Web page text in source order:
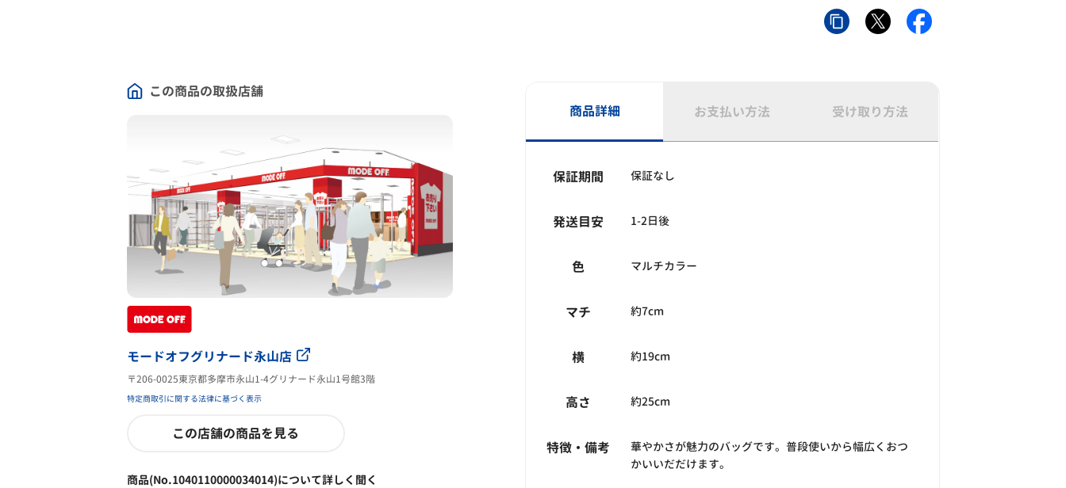
この商品の取扱店舗
モードオフグリナード永山店
〒206-0025東京都多摩市永山1-4グリナード永山1号館3階
特定商取引に関する法律に基づく表示
この店舗の商品を見る
商品(No.1040110000034014)について詳しく聞く
商品詳細 お支払い方法 受け取り方法
保証期間 保証なし
発送目安 1-2日後
色 マルチカラー
マチ 約7cm
横 約19cm
高さ 約25cm
特徴・備考
華やかさが魅力のバッグです。普段使いから幅広くおつ
かいいだだけます。